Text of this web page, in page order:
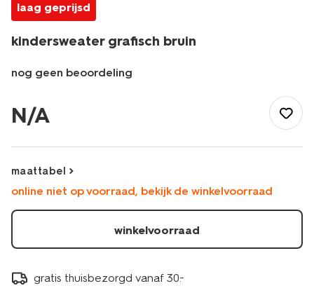
laag geprijsd
kindersweater grafisch bruin
nog geen beoordeling
grafisch-
bruin-
N/A
maattabel
online niet op voorraad, bekijk de winkelvoorraad
winkelvoorraad
gratis thuisbezorgd vanaf 30.-